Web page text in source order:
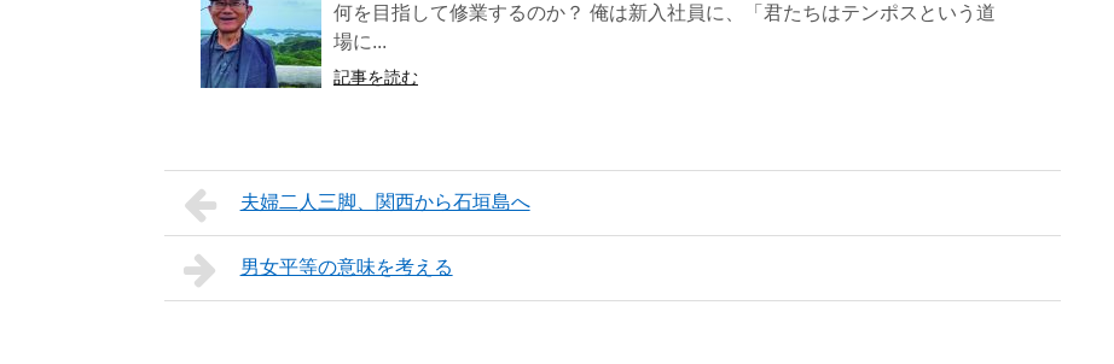
何を目指して修業するのか？ 俺は新入社員に、「君たちはテンポスという道
場に...
記事を読む
夫婦二人三脚、関西から石垣島へ
男女平等の意味を考える